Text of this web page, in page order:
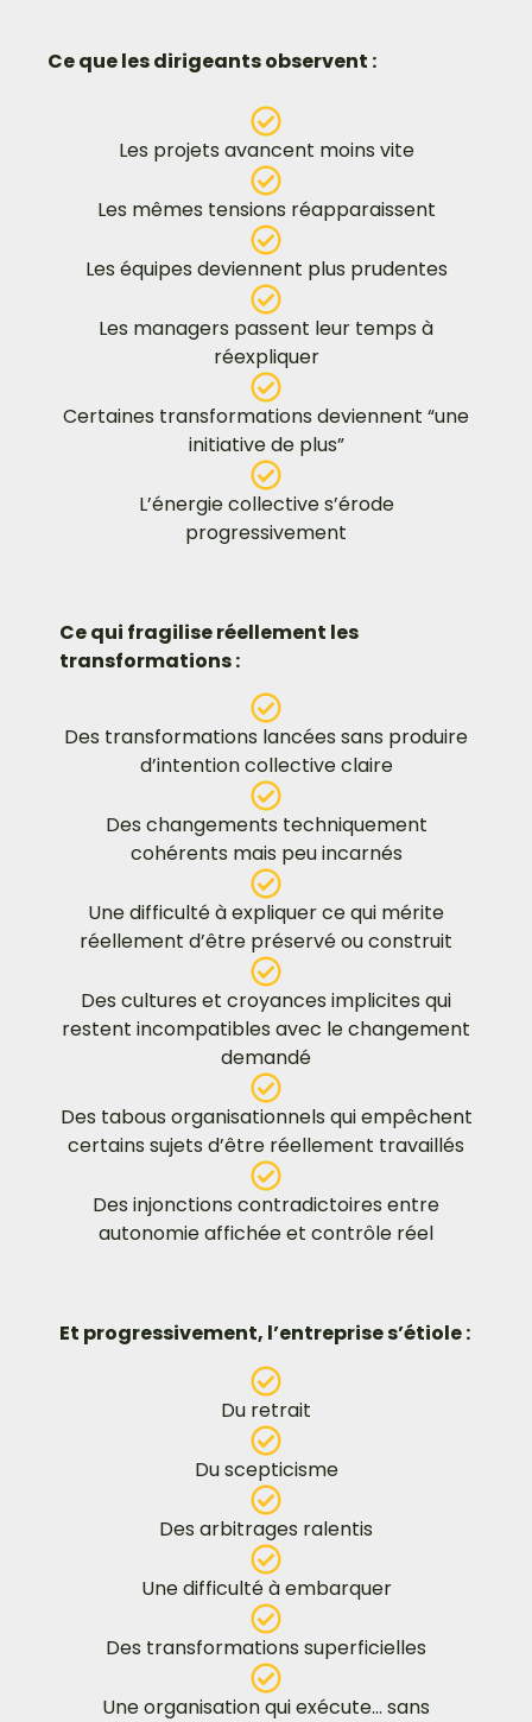
Ce que les dirigeants observent :
Les projets avancent moins vite
Les mêmes tensions réapparaissent
Les équipes deviennent plus prudentes
Les managers passent leur temps à
réexpliquer
Certaines transformations deviennent “une
initiative de plus”
L’énergie collective s’érode
progressivement
Ce qui fragilise réellement les
transformations:
Des transformations lancées sans produire
d’intention collective claire
Des changements techniquement
cohérents mais peu incarnés
Une difficulté à expliquer ce qui mérite
réellement d’être préservé ou construit
Des cultures et croyances implicites qui
restent incompatibles avec le changement
demandé
Des tabous organisationnels qui empêchent
certains sujets d’être réellement travaillés
Des injonctions contradictoires entre
autonomie affichée et contrôle réel
Et progressivement, l’entreprise s’étiole :
Du retrait
Du scepticisme
Des arbitrages ralentis
Une difficulté à embarquer
Des transformations superficielles
Une organisation qui exécute… sans